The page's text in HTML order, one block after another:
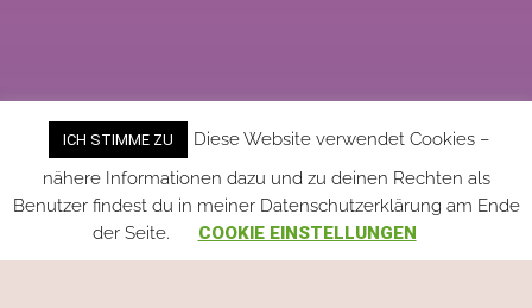
ICH STIMME ZU
Diese Website verwendet Cookies –
nähere Informationen dazu und zu deinen Rechten als
Benutzer findest du in meiner Datenschutzerklärung am Ende
der Seite.
COOKIE EINSTELLUNGEN